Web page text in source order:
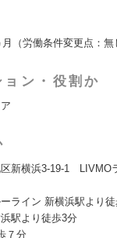
（労働条件変更点：無
ョン・役割か
新横浜3-19-1 LIVMO
ライン 新横浜駅より徒
駅より徒歩3分
７分